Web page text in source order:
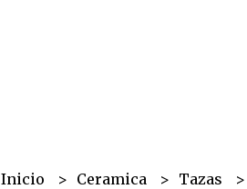
Inicio Ceramica
Tazas